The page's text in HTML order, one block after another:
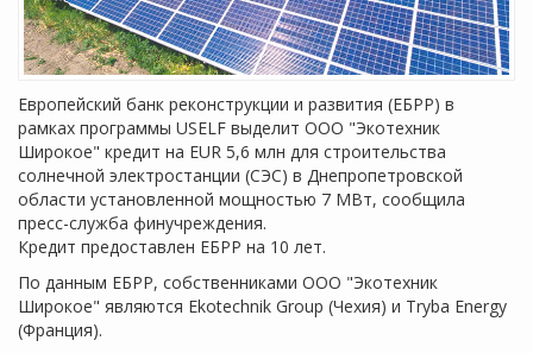
Европейский банк реконструкции и развития (ЕБРР) в
рамках программы USELF выделит ООО "Экотехник
Широкое" кредит на EUR 5,6 млн для строительства
солнечной электростанции (СЭС) в Днепропетровской
области установленной мощностью 7 МВт, сообщила
пресс-служба финучреждения.
Кредит предоставлен ЕБРР на 10 лет.
По данным ЕБРР, собственниками ООО "Экотехник
Широкое" являются Ekotechnik Group (Чехия) и Tryba Energy
(Франция).